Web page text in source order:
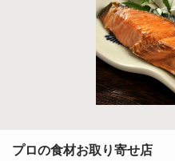
プロの食材お取り寄せ店